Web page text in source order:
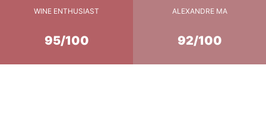
WINE ENTHUSIAST
95/100
ALEXANDRE MA
92/100